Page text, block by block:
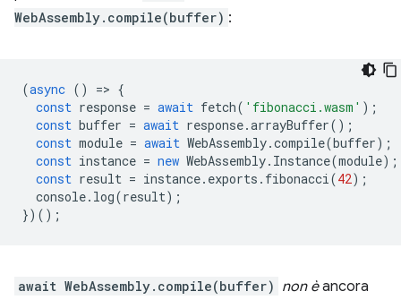
WebAssembly.compile(buffer) :
(async () => {
const response = await fetch( 'fibonacci.wasm' );
const buffer = await response.arrayBuffer();
const module = await WebAssembly.compile(buffer);
const instance = new WebAssembly. Instance(module);
const result = instance. exports . fibonacci(42);
console. log(result);
})();
await WebAssembly.compile(buffer) non èancora